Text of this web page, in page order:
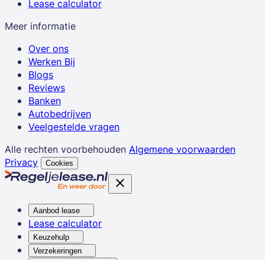
Lease calculator
Meer informatie
Over ons
Werken Bij
Blogs
Reviews
Banken
Autobedrijven
Veelgestelde vragen
Alle rechten voorbehouden Algemene voorwaarden
Privacy
Cookies
Aanbod lease
Lease calculator
Keuzehulp
Verzekeringen